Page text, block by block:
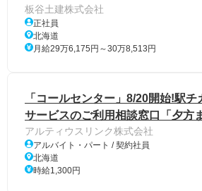
板谷土建株式会社
正社員
北海道
月給29万6,175円～30万8,513円
「コールセンター」8/20開始!駅
サービスのご利用相談窓口「夕方
アルティウスリンク株式会社
アルバイト・パート / 契約社員
北海道
時給1,300円